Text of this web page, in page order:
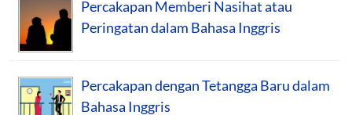
Percakapan Memberi Nasihat atau
Peringatan dalam Bahasa Inggris
Percakapan dengan Tetangga Baru dalam
Bahasa Inggris